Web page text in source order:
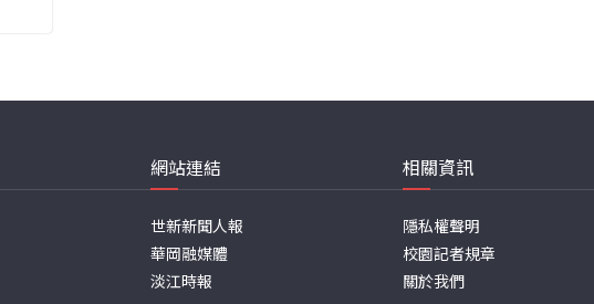
網站連結
世新新聞人報
華岡融媒體
淡江時報
相關資訊
隱私權聲明
校園記者規章
關於我們